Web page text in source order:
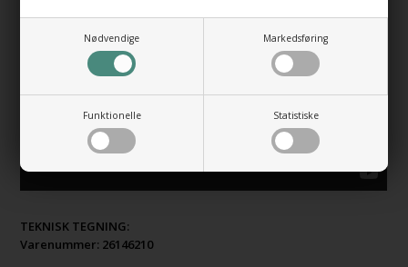
Nødvendige Markedsføring
Funktionelle Statistiske
TEKNISK TEGNING:
Varenummer: 26146210